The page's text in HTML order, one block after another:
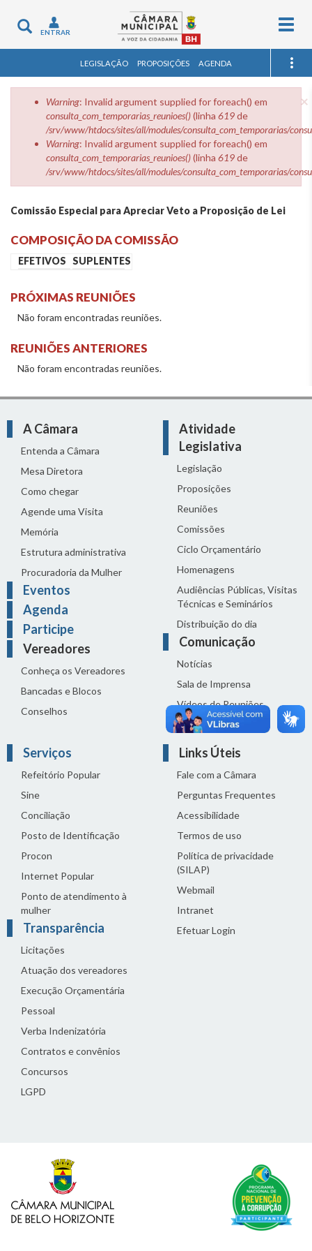
Toggle
navigation
ENTRAR
LEGISLAÇÃO PROPOSIÇÕES AGENDA
×
Menssagem de erro
Warning: Invalid argument supplied for foreach() em
consulta_com_temporarias_reunioes()(linha 619de
/srv/www/htdocs/sites/all/modules/consulta_com_temporarias/
Warning: Invalid argument supplied for foreach() em
consulta_com_temporarias_reunioes()(linha 619de
/srv/www/htdocs/sites/all/modules/consulta_com_temporarias/
Comissão Especial para Apreciar Veto a Proposição de Lei
COMPOSIÇÃO DA COMISSÃO
EFETIVOS SUPLENTES
PRÓXIMAS REUNIÕES
Não foram encontradas reuniões.
REUNIÕES ANTERIORES
Não foram encontradas reuniões.
A Câmara
Entenda a Câmara
Mesa Diretora
Como chegar
Agende uma Visita
Memória
Estrutura administrativa
Procuradoria da Mulher
Eventos
Agenda
Participe
Vereadores
Conheça os Vereadores
Bancadas e Blocos
Conselhos
Atividade
Legislativa
Legislação
Proposições
Reuniões
Comissões
Ciclo Orçamentário
Homenagens
Audiências Públicas, Visitas
Técnicas e Seminários
Distribuição do dia
Comunicação
Notícias
Sala de Imprensa
Vídeos de Reuniões
Solenidades
Serviços
Refeitório Popular
Sine
Conciliação
Posto de Identificação
Procon
Internet Popular
Ponto de atendimento à
mulher
Transparência
Licitações
Atuação dos vereadores
Execução Orçamentária
Pessoal
Verba Indenizatória
Contratos e convênios
Concursos
LGPD
Links Úteis
Fale com a Câmara
Perguntas Frequentes
Acessibilidade
Termos de uso
Política de privacidade
(SILAP)
Webmail
Intranet
Efetuar Login